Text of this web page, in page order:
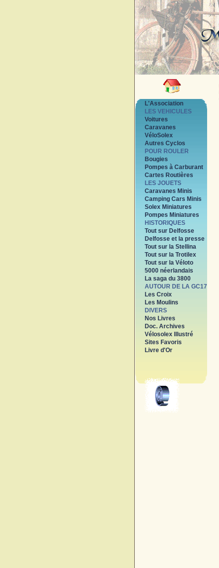
L'Association
LES VEHICULES
Voitures
Caravanes
VéloSolex
Autres Cyclos
POUR ROULER
Bougies
Pompes à Carburant
Cartes Routières
LES JOUETS
Caravanes Minis
Camping Cars Minis
Solex Miniatures
Pompes Miniatures
HISTORIQUES
Tout sur Delfosse
Delfosse et la presse
Tout sur la Stellina
Tout sur la Trotilex
Tout sur la Véloto
5000 néerlandais
La saga du 3800
AUTOUR DE LA GC17
Les Croix
Les Moulins
DIVERS
Nos Livres
Doc. Archives
Vélosolex Illustré
Sites Favoris
Livre d'Or